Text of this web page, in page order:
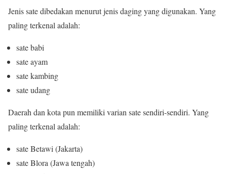
Jenis sate dibedakan menurut jenis daging yang digunakan. Yang
paling terkenal adalah:
sate babi
sate ayam
sate kambing
sate udang
Daerah dan kota pun memiliki varian sate sendiri-sendiri. Yang
paling terkenal adalah:
sate Betawi (Jakarta)
sate Blora (Jawa tengah)